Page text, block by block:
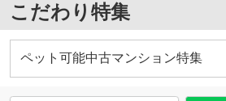
こだわり特集
ペット可能中古マンション特集